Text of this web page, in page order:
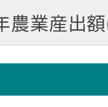
農業産出